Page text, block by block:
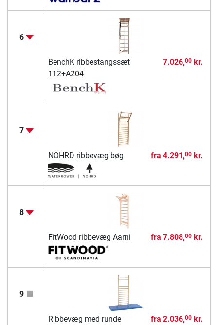
6
BenchK ribbestangssæt
112+A204
7.026,00kr.
7
NOHRD ribbevæg bøg fra 4.291,00kr.
8
FitWood ribbevæg Aarni fra 7.808,00kr.
9
Ribbevæg med runde
fra 2.036,00kr.